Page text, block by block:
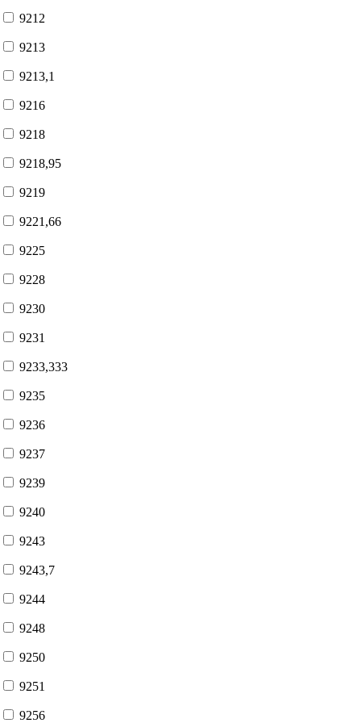
9212
9213
9213,1
9216
9218
9218,95
9219
9221,66
9225
9228
9230
9231
9233,333
9235
9236
9237
9239
9240
9243
9243,7
9244
9248
9250
9251
9256